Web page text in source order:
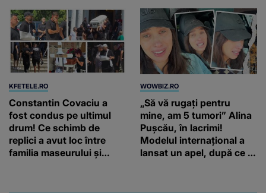
KFETELE.RO
Constantin Covaciu a
fost condus pe ultimul
drum! Ce schimb de
replici a avut loc între
familia maseurului și
obrazul.”
WOWBIZ.RO
„Să vă rugați pentru
mine, am 5 tumori” Alina
Pușcău, în lacrimi!
Modelul internațional a
lansat un apel, după ce a